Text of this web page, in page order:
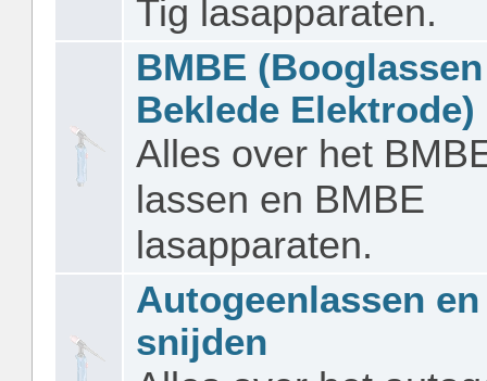
Tig lasapparaten.
BMBE
Beklede Elektrode)
Alles over het
lassen en BMBE
lasapparaten.
Autogeenlassen en
snijden